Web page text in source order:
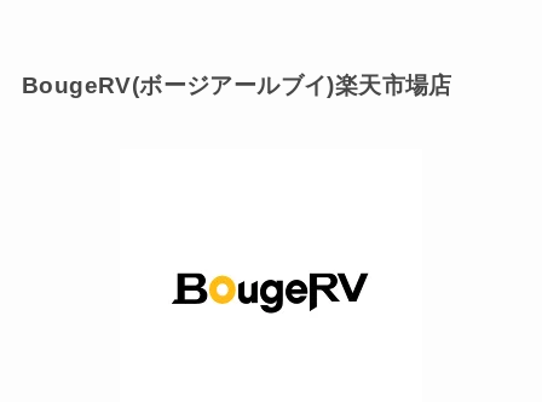
BougeRV(ボージアールブイ)楽天市場店